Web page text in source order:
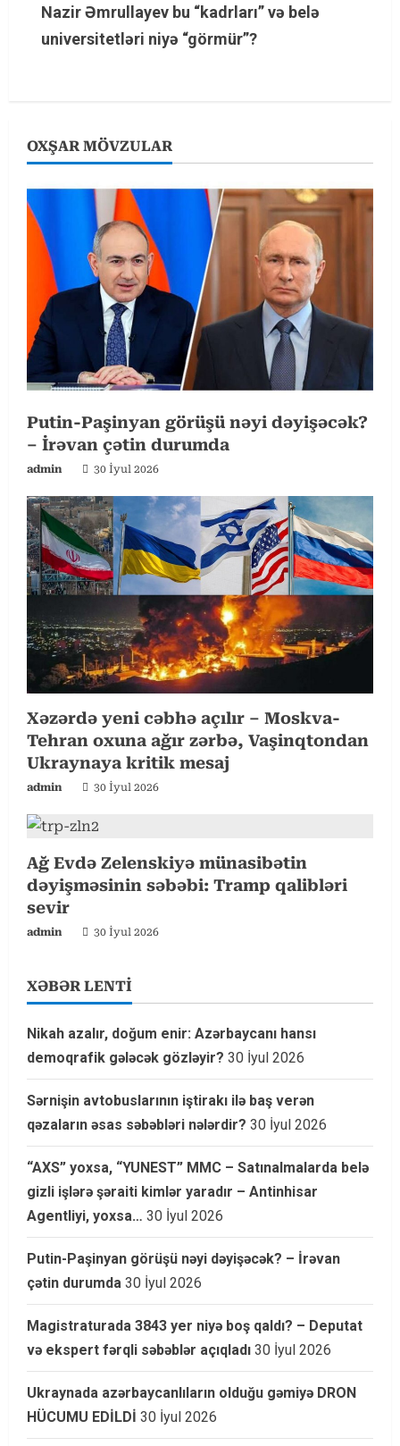
n
R
e
a
d
i
n
g
Nazir Əmrullayev bu “kadrları” və belə
universitetləri niyə “görmür”?
OXŞAR MÖVZULAR
Putin-Paşinyan görüşü nəyi dəyişəcək?
– İrəvan çətin durumda
admin 30 İyul 2026
Xəzərdə yeni cəbhə açılır – Moskva-
Tehran oxuna ağır zərbə, Vaşinqtondan
Ukraynaya kritik mesaj
admin 30 İyul 2026
Ağ Evdə Zelenskiyə münasibətin
dəyişməsinin səbəbi: Tramp qalibləri
sevir
admin 30 İyul 2026
XƏBƏR LENTİ
Nikah azalır, doğum enir: Azərbaycanı hansı
demoqrafik gələcək gözləyir? 30 İyul 2026
Sərnişin avtobuslarının iştirakı ilə baş verən
qəzaların əsas səbəbləri nələrdir? 30 İyul 2026
“AXS” yoxsa, “YUNEST” MMC – Satınalmalarda belə
gizli işlərə şəraiti kimlər yaradır – Antinhisar
Agentliyi, yoxsa… 30 İyul 2026
Putin-Paşinyan görüşü nəyi dəyişəcək? – İrəvan
çətin durumda 30 İyul 2026
Magistraturada 3843 yer niyə boş qaldı? – Deputat
və ekspert fərqli səbəblər açıqladı 30 İyul 2026
Ukraynada azərbaycanlıların olduğu gəmiyə DRON
HÜCUMU EDİLDİ 30 İyul 2026